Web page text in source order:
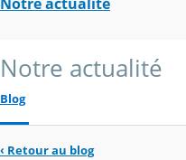
Notre actualité
Blog
‹ Retour au blog